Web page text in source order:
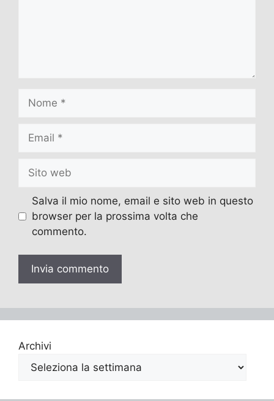
web
Salva il mio nome, email e sito web in questo
browser per la prossima volta che
commento.
Archivi